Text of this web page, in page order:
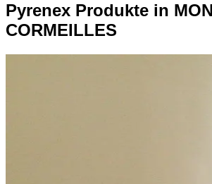
Pyrenex Produkte in
CORMEILLES